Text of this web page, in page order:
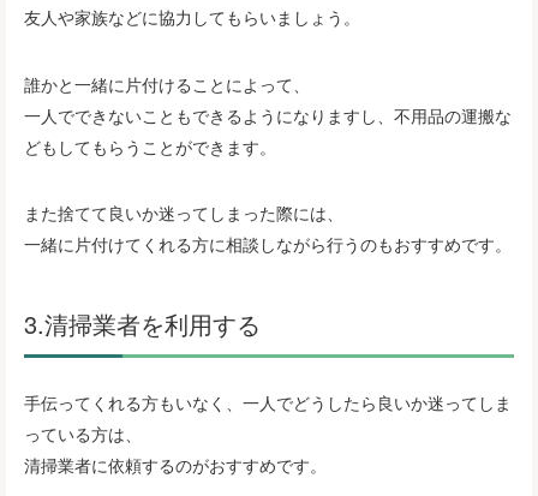
友人や家族などに協力してもらいましょう。
誰かと一緒に片付けることによって、
一人でできないこともできるようになりますし、不用品の運搬な
どもしてもらうことができます。
また捨てて良いか迷ってしまった際には、
一緒に片付けてくれる方に相談しながら行うのもおすすめです。
3.清掃業者を利用する
手伝ってくれる方もいなく、一人でどうしたら良いか迷ってしま
っている方は、
清掃業者に依頼するのがおすすめです。